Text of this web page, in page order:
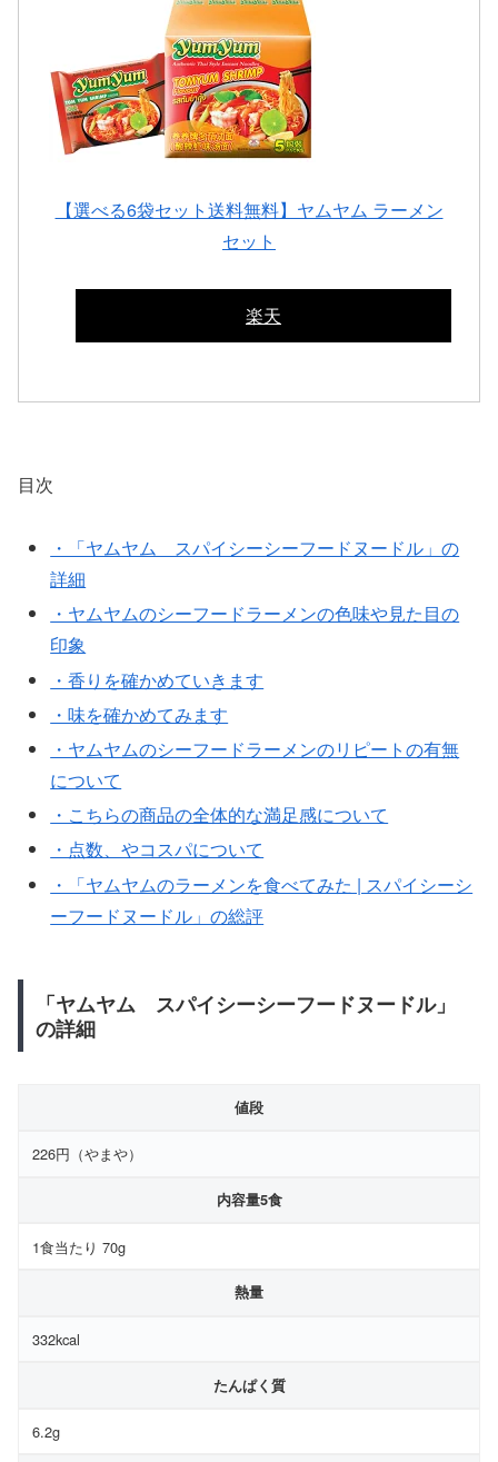
【選べる6袋セット送料無料】ヤムヤム ラーメン
セット
楽天
目次
・「ヤムヤム スパイシーシーフードヌードル」の
詳細
・ヤムヤムのシーフードラーメンの色味や見た目の
印象
・香りを確かめていきます
・味を確かめてみます
・ヤムヤムのシーフードラーメンのリピートの有無
について
・こちらの商品の全体的な満足感について
・点数、やコスパについて
・「ヤムヤムのラーメンを食べてみた | スパイシーシ
ーフードヌードル」の総評
「ヤムヤム スパイシーシーフードヌードル」
の詳細
値段
226円（やまや）
内容量5食
1食当たり 70g
熱量
332kcal
たんぱく質
6.2g